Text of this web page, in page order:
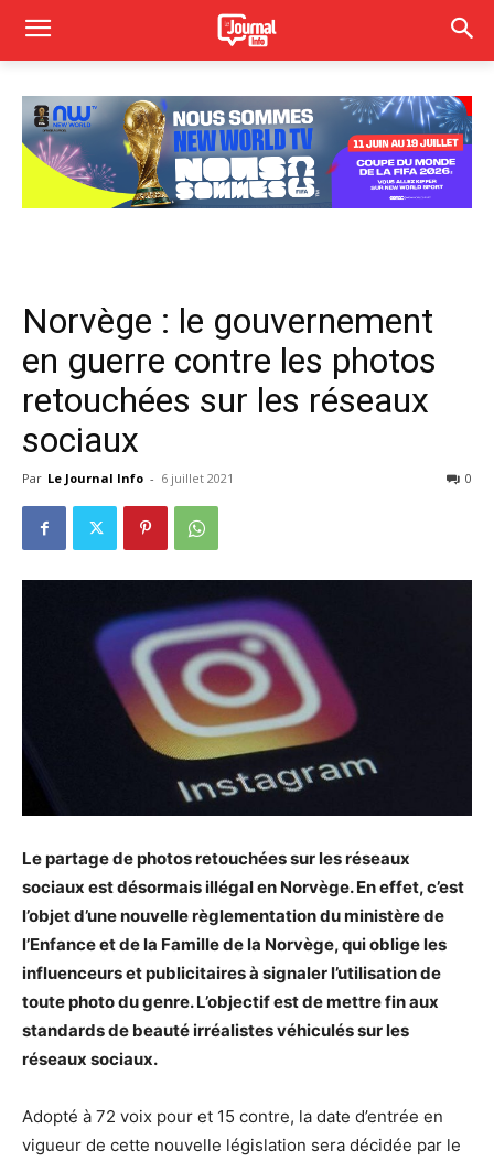
Norvège : le gouvernement
en guerre contre les photos
retouchées sur les réseaux
sociaux
Par Le Journal Info - 6 juillet 2021 0
Le partage de photos retouchées sur les réseaux
sociaux est désormais illégal en Norvège. En effet, c’est
l’objet d’une nouvelle règlementation du ministère de
l’Enfance et de la Famille de la Norvège, qui oblige les
influenceurs et publicitaires à signaler l’utilisation de
toute photo du genre. L’objectif est de mettre fin aux
standards de beauté irréalistes véhiculés sur les
réseaux sociaux.
Adopté à 72 voix pour et 15 contre, la date d’entrée en
vigueur de cette nouvelle législation sera décidée par le